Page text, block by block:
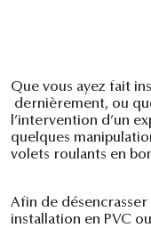
Que vous ayez fait
dernièrement, ou
l’intervention d’un
quelques
volets roulants en
Afin de
installation en PVC